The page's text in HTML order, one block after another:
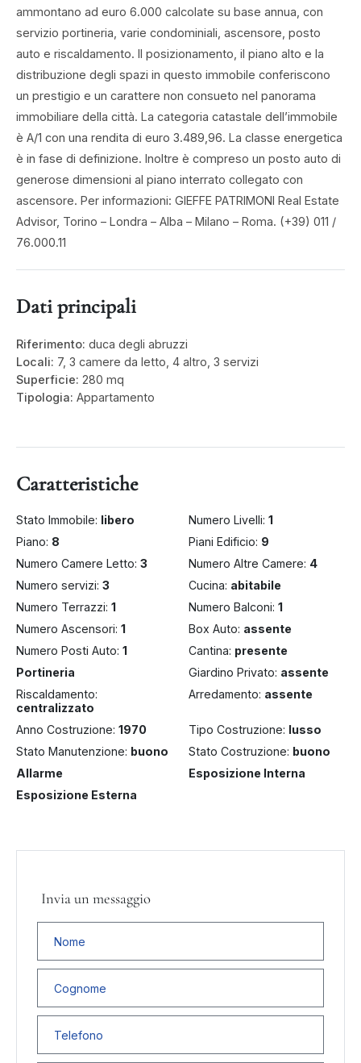
ammontano ad euro 6.000 calcolate su base annua, con
servizio portineria, varie condominiali, ascensore, posto
auto e riscaldamento. Il posizionamento, il piano alto e la
distribuzione degli spazi in questo immobile conferiscono
un prestigio e un carattere non consueto nel panorama
immobiliare della città. La categoria catastale dell’immobile
è A/1 con una rendita di euro 3.489,96. La classe energetica
è in fase di definizione. Inoltre è compreso un posto auto di
generose dimensioni al piano interrato collegato con
ascensore. Per informazioni: GIEFFE PATRIMONI Real Estate
Advisor, Torino – Londra – Alba – Milano – Roma. (+39) 011 /
76.000.11
Dati principali
Riferimento: duca degli abruzzi
Locali: 7, 3 camere da letto, 4 altro, 3 servizi
Superficie: 280 mq
Tipologia: Appartamento
Caratteristiche
Stato Immobile: libero Numero Livelli: 1
Piano: 8 Piani Edificio: 9
Numero Camere Letto: 3 Numero Altre Camere: 4
Numero servizi: 3 Cucina: abitabile
Numero Terrazzi: 1 Numero Balconi: 1
Numero Ascensori: 1 Box Auto: assente
Numero Posti Auto: 1 Cantina: presente
Portineria
Giardino Privato: assente
Riscaldamento:
centralizzato
Arredamento: assente
Anno Costruzione: 1970 Tipo Costruzione: lusso
Stato Manutenzione: buono Stato Costruzione: buono
Allarme
Esposizione Interna
Esposizione Esterna
Invia un messaggio